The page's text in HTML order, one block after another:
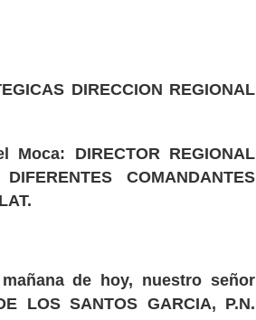
DIRECCION REGIONAL
DIRECTOR REGIONAL
COMANDANTES
de hoy, nuestro señor
LOS SANTOS GARCIA, P.N.